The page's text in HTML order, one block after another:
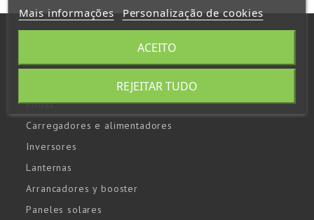
Pilhas
Carregadores e alimentadores
Inversores
Lanternas
Arrancadores y booster
Paneles solares
Mais informações Personalização de cookies
REJEITAR TUDO
ACEITO